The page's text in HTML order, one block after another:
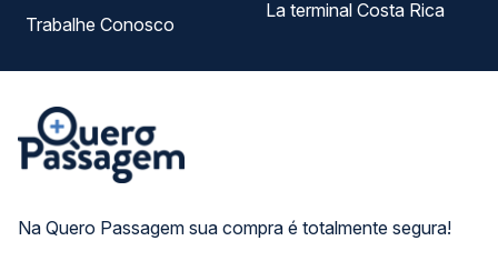
Na Quero Passagem sua compra é totalmente segura!
Trabalhe Conosco
La terminal Costa Rica